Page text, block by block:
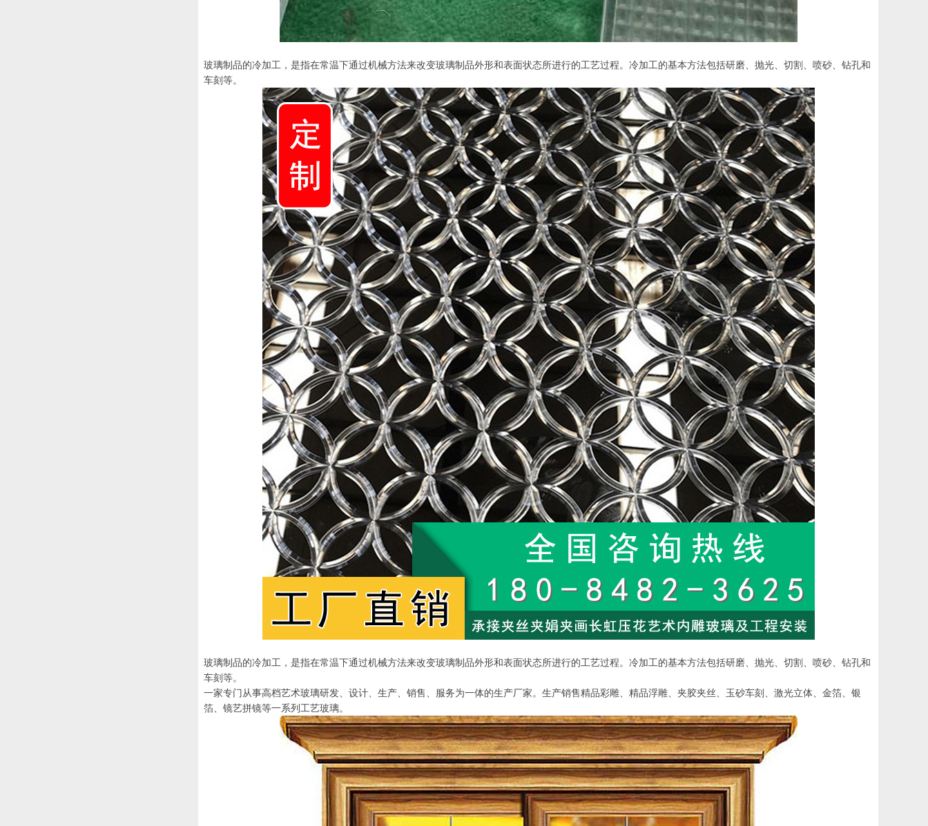
玻璃制品的冷加工，是指在常温下通过机械方法来改变玻璃制品外形和表面状态所进行的工艺过程。冷加工的基本方法包括研磨、抛光、切割、喷砂、钻孔和
车刻等。
玻璃制品的冷加工，是指在常温下通过机械方法来改变玻璃制品外形和表面状态所进行的工艺过程。冷加工的基本方法包括研磨、抛光、切割、喷砂、钻孔和
车刻等。
一家专门从事高档艺术玻璃研发、设计、生产、销售、服务为一体的生产厂家。生产销售精品彩雕、精品浮雕、夹胶夹丝、玉砂车刻、激光立体、金箔、银
箔、镜艺拼镜等一系列工艺玻璃。